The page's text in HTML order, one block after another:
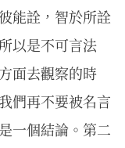
能詮，智於所詮
以是不可言法
面去觀察的時
們再不要被名言
一個結論。第二